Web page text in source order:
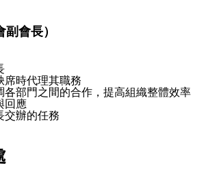
會長）
席時代理其職務
各部門之間的合作，提高組織整體效率
回應
交辦的任務